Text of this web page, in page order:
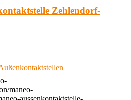
Zehlendorf-
maneo-